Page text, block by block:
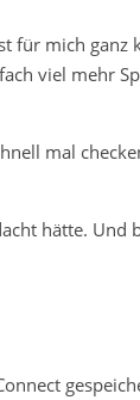
für mich ganz
viel mehr
mal
hätte. Und